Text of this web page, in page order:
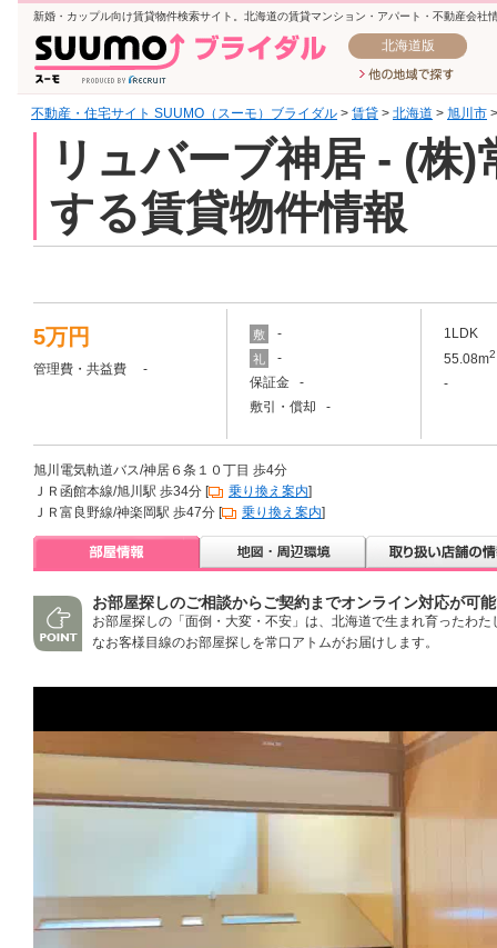
新婚・カップル向け賃貸物件検索サイト。北海道の賃貸マンション・アパート・不動産会社
北海道版
不動産・住宅サイト SUUMO（スーモ）ブライダル > 賃貸 > 北海道 > 旭川市
リュバーブ神居 - (株
する賃貸物件情報
5万円
管理費・共益費 -
敷 -
礼
-
保証金 -
敷引・償却 -
1LDK
55.08m2
-
旭川電気軌道バス/神居６条１０丁目 歩4分
ＪＲ函館本線/旭川駅 歩34分 [
乗り換え案内]
ＪＲ富良野線/神楽岡駅 歩47分 [
乗り換え案内]
お部屋探しのご相談からご契約までオンライン対応が可
お部屋探しの「面倒・大変・不安」は、北海道で生まれ育ったわ
なお客様目線のお部屋探しを常口アトムがお届けします。